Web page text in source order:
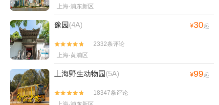
上海·浦东新区
豫园(4A) ¥30起


2332条评论
上海·黄浦区
上海野生动物园(5A) ¥99起


18347条评论